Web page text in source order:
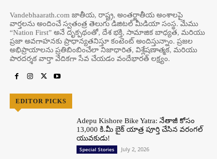
Vandebhaarath.com జాతీయ, రాష్ట్ర, అంతర్జాతీయ అంశాలపై
వార్తలను అందించే స్వతంత్ర తెలుగు డిజిటల్ మీడియా సంస్థ. మేము
“Nation First” అనే దృక్పథంతో, దేశ భక్తి, సామాజిక బాధ్యత, మరియు
ప్రజా అవగాహనకు ప్రాధాన్యతనిస్తూ కంటెంట్ అందిస్తున్నాం. ప్రజల
అభిప్రాయాలను ప్రతిబింబించేలా నిజాధారిత, విశ్లేషణాత్మక, మరియు
పారదర్శక వార్తా వేదికగా సేవ చేయడం వందేభార‌త్ ల‌క్ష్యం.
EDITOR PICKS
Adepu Kishore Bike Yatra: నేతాజీ కోసం
13,000 కి.మీ బైక్ యాత్ర పూర్తి చేసిన వరంగల్
యువకుడు!
Special Stories July 2, 2026